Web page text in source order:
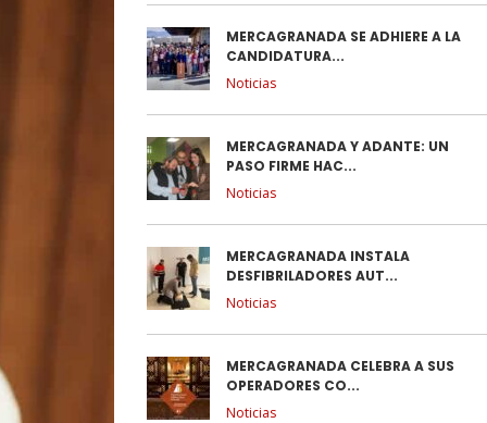
MERCAGRANADA SE ADHIERE A LA
CANDIDATURA...
Noticias
MERCAGRANADA Y ADANTE: UN
PASO FIRME HAC...
Noticias
MERCAGRANADA INSTALA
DESFIBRILADORES AUT...
Noticias
MERCAGRANADA CELEBRA A SUS
OPERADORES CO...
Noticias